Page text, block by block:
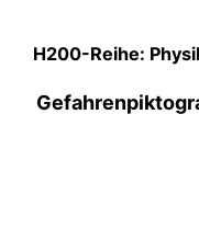
H200-Reihe: